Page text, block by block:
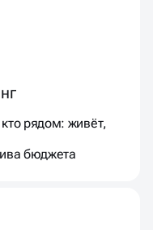
рядом: живёт,
бюджета